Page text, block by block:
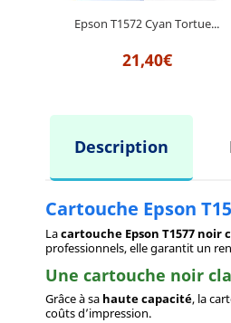
Epson T1572 Cyan Tortue...
21,40€
Description
Cartouche Epson
Lacartouche Epson T1577 noir
professionnels, elle garantit un
Une cartouche noir
Grâce à sa haute capacité, la
coûts d’impression.